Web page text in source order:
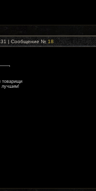
| Сообщение № 18
товарищи
лучшим!